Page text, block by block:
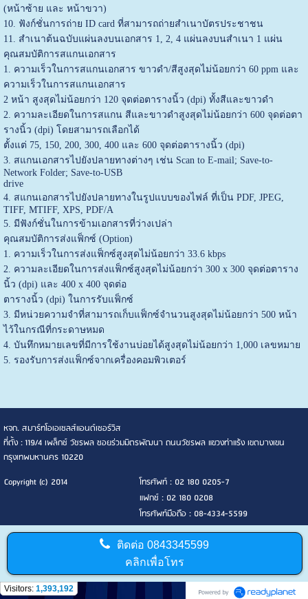
(หน้าซ้าย และ หน้าขวา)
10. ฟังก์ชั่นการถ่าย ID card ที่สามารถถ่ายสำเนาบัตรประชาชน
11. สำเนาต้นฉบับแผ่นลงบนเอกสาร 1, 2, 4 แผ่นลงบนสำเนา 1 แผ่น
คุณสมบัติการสแกนเอกสาร
1. ความเร็วในการสแกนเอกสาร ขาวดำ/สีสูงสุดไม่น้อยกว่า 60 ppm และ
ความเร็วในการสแกนเอกสาร
2 หน้า สูงสุดไม่น้อยกว่า 120 จุดต่อตารางนิ้ว (dpi) ทั้งสีและขาวดำ
2. ความละเอียดในการสแกน สีและขาวดำสูงสุดไม่น้อยกว่า 600 จุดต่อตา
รางนิ้ว (dpi) โดยสามารถเลือกได้
ตั้งแต่ 75, 150, 200, 300, 400 และ 600 จุดต่อตารางนิ้ว (dpi)
3. สแกนเอกสารไปยังปลายทางต่างๆ เช่น Scan to E-mail; Save-to-
Network Folder; Save-to-USB
drive
4. สแกนเอกสารไปยังปลายทางในรูปแบบของไฟล์ ที่เป็น PDF, JPEG,
TIFF, MTIFF, XPS, PDF/A
5. มีฟังก์ชั่นในการข้ามเอกสารที่ว่างเปล่า
คุณสมบัติการส่งแฟ็กซ์ (Option)
1. ความเร็วในการส่งแฟ็กซ์สูงสุดไม่น้อยกว่า 33.6 kbps
2. ความละเอียดในการส่งแฟ็กซ์สูงสุดไม่น้อยกว่า 300 x 300 จุดต่อตาราง
นิ้ว (dpi) และ 400 x 400 จุดต่อ
ตารางนิ้ว (dpi) ในการรับแฟ็กซ์
3. มีหน่วยความจำที่สามารถเก็บแฟ็กซ์จำนวนสูงสุดไม่น้อยกว่า 500 หน้า
ไว้ในกรณีที่กระดาษหมด
4. บันทึกหมายเลขที่มีการใช้งานบ่อยได้สูงสุดไม่น้อยกว่า 1,000 เลขหมาย
5. รองรับการส่งแฟ็กซ์จากเครื่องคอมพิวเตอร์
หจก. สมาร์ทโอเอเซลส์แอนด์เซอร์วิส
ที่ตั้ง : 119/4 เพล็กซ์ วัชรพล ซอยร่วมมิตรพัฒนา ถนนวัชรพล แขวงท่าแร้ง เขตบางเขน
กรุงเทพมหานคร 10220
Copyright (c) 2014
โทรศัพท์ : 02 180 0205-7
แฟกซ์ : 02 180 0208
โทรศัพท์มือถือ : 08-4334-5599
ติดต่อ0843345599
คลิกเพื่อโทร
Visitors: 1,393,192